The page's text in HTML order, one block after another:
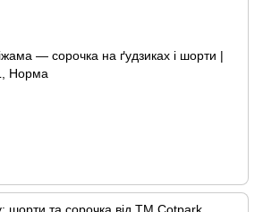
— сорочка на ґудзиках і шорти |
Норма